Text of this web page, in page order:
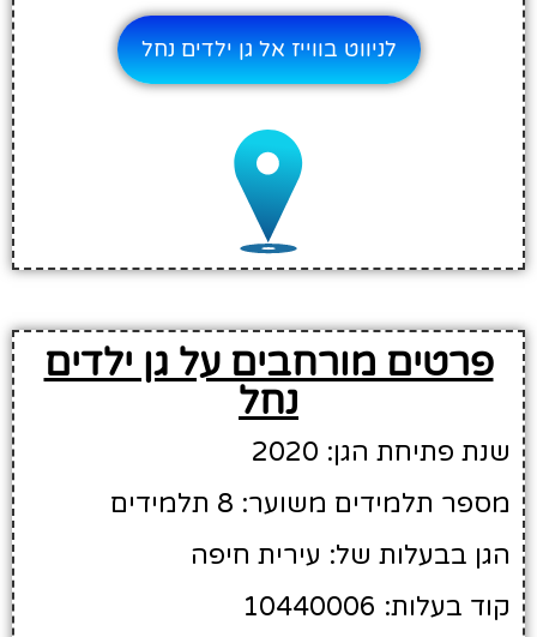
לניווט בווייז אל גן ילדים נחל
פרטים מורחבים על גן ילדים
נחל
שנת פתיחת הגן: 2020
מספר תלמידים משוער: 8 תלמידים
הגן בבעלות של: עירית חיפה
קוד בעלות: 10440006